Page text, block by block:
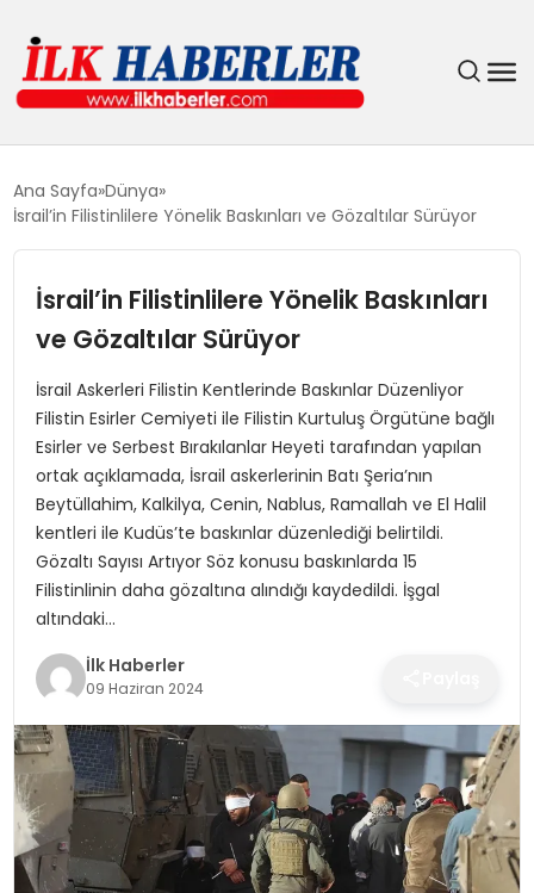
EKONOMI
MAGAZIN
SIYASET
SPOR
TEKNOLOJI
YAŞAM
Ana Sayfa Dünya
İsrail’in Filistinlilere Yönelik Baskınları ve Gözaltılar Sürüyor
İsrail’in Filistinlilere Yönelik Baskınları
ve Gözaltılar Sürüyor
İsrail Askerleri Filistin Kentlerinde Baskınlar Düzenliyor
Filistin Esirler Cemiyeti ile Filistin Kurtuluş Örgütüne bağlı
Esirler ve Serbest Bırakılanlar Heyeti tarafından yapılan
ortak açıklamada, İsrail askerlerinin Batı Şeria’nın
Beytüllahim, Kalkilya, Cenin, Nablus, Ramallah ve El Halil
kentleri ile Kudüs’te baskınlar düzenlediği belirtildi.
Gözaltı Sayısı Artıyor Söz konusu baskınlarda 15
Filistinlinin daha gözaltına alındığı kaydedildi. İşgal
altındaki…
İlk Haberler
09 Haziran 2024